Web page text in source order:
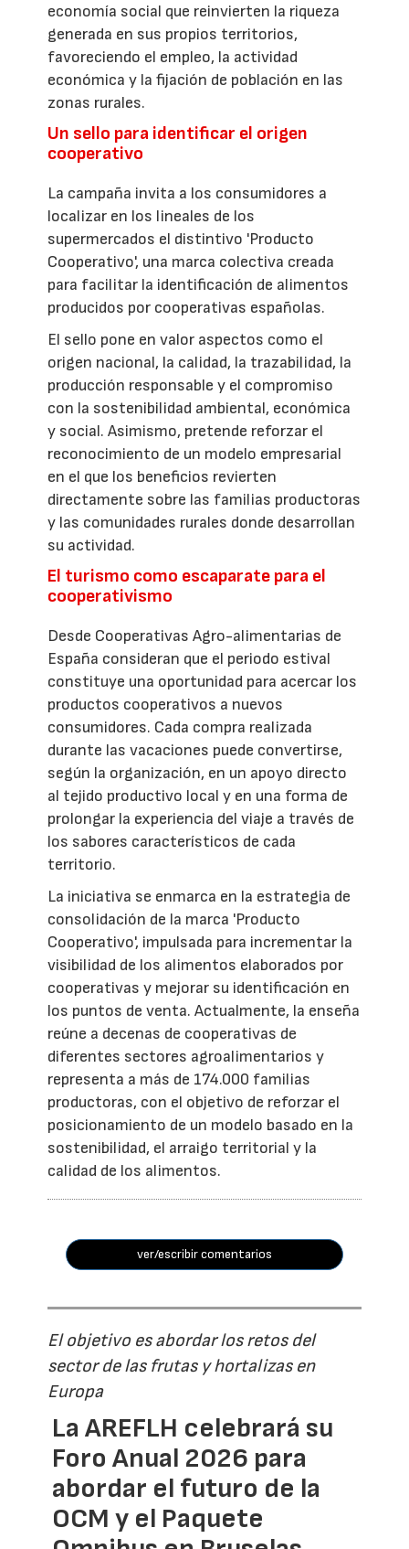
economía social que reinvierten la riqueza
generada en sus propios territorios,
favoreciendo el empleo, la actividad
económica y la fijación de población en las
zonas rurales.
Un sello para identificar el origen
cooperativo
La campaña invita a los consumidores a
localizar en los lineales de los
supermercados el distintivo 'Producto
Cooperativo', una marca colectiva creada
para facilitar la identificación de alimentos
producidos por cooperativas españolas.
El sello pone en valor aspectos como el
origen nacional, la calidad, la trazabilidad, la
producción responsable y el compromiso
con la sostenibilidad ambiental, económica
y social. Asimismo, pretende reforzar el
reconocimiento de un modelo empresarial
en el que los beneficios revierten
directamente sobre las familias productoras
y las comunidades rurales donde desarrollan
su actividad.
El turismo como escaparate para el
cooperativismo
Desde Cooperativas Agro-alimentarias de
España consideran que el periodo estival
constituye una oportunidad para acercar los
productos cooperativos a nuevos
consumidores. Cada compra realizada
durante las vacaciones puede convertirse,
según la organización, en un apoyo directo
al tejido productivo local y en una forma de
prolongar la experiencia del viaje a través de
los sabores característicos de cada
territorio.
La iniciativa se enmarca en la estrategia de
consolidación de la marca 'Producto
Cooperativo', impulsada para incrementar la
visibilidad de los alimentos elaborados por
cooperativas y mejorar su identificación en
los puntos de venta. Actualmente, la enseña
reúne a decenas de cooperativas de
diferentes sectores agroalimentarios y
representa a más de 174.000 familias
productoras, con el objetivo de reforzar el
posicionamiento de un modelo basado en la
sostenibilidad, el arraigo territorial y la
calidad de los alimentos.
ver/escribir comentarios
El objetivo es abordar los retos del
sector de las frutas y hortalizas en
Europa
La AREFLH celebrará su
Foro Anual 2026 para
abordar el futuro de la
OCM y el Paquete